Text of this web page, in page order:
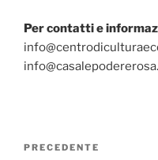
Per contatti e
Navigazione
Articolo
PRECEDENTE